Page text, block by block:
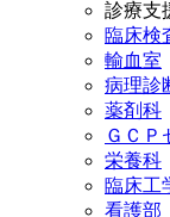
診療支
臨床検
輸血室
病理診
薬剤科
ＧＣＰ
栄養科
臨床工
看護部